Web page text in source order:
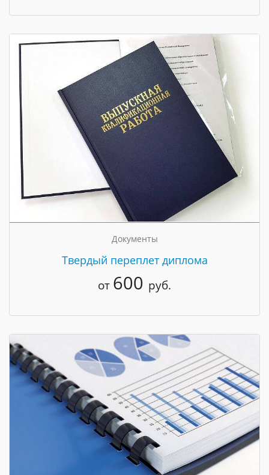
Документы
Твердый переплет диплома
от 600 руб.